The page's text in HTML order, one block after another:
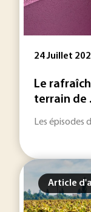
24 Juillet
Le
terrain de
Les épisodes
Article